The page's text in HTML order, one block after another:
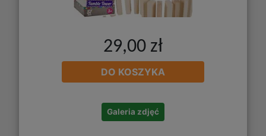
29,00 zł
DO KOSZYKA
Galeria zdjęć